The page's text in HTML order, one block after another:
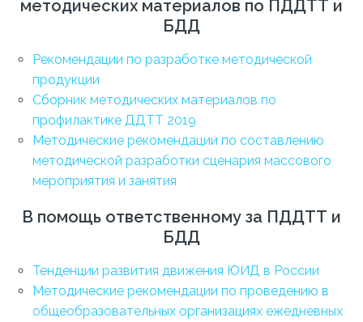
методических материалов по ПДДТТ и
БДД
Рекомендации по разработке методической
продукции
Сборник методических материалов по
профилактике ДДТТ 2019
Методические рекомендации по составлению
методической разработки сценария массового
мероприятия и занятия
В помощь ответственному за ПДДТТ и
БДД
Тенденции развития движения ЮИД в России
Методические рекомендации по проведению в
общеобразовательных организациях ежедневных